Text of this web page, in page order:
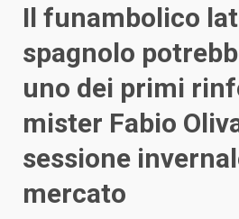
Il funambolico
spagnolo
uno dei primi
mister Fabio
sessione
mercato